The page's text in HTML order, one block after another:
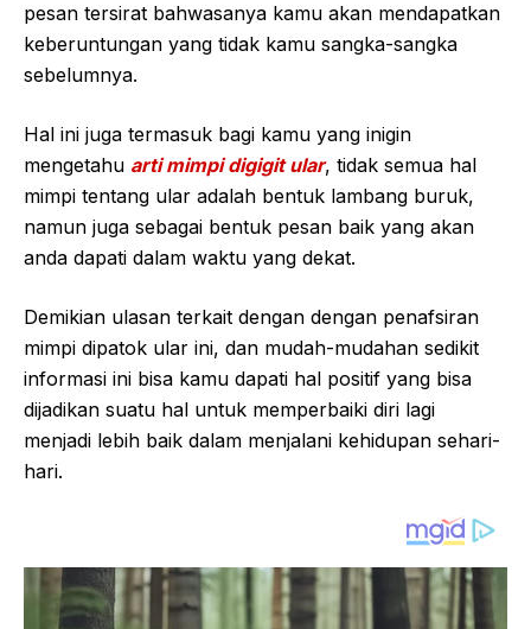
pesan tersirat bahwasanya kamu akan mendapatkan
keberuntungan yang tidak kamu sangka-sangka
sebelumnya.
Hal ini juga termasuk bagi kamu yang inigin
mengetahu arti mimpi digigit ular, tidak semua hal
mimpi tentang ular adalah bentuk lambang buruk,
namun juga sebagai bentuk pesan baik yang akan
anda dapati dalam waktu yang dekat.
Demikian ulasan terkait dengan dengan penafsiran
mimpi dipatok ular ini, dan mudah-mudahan sedikit
informasi ini bisa kamu dapati hal positif yang bisa
dijadikan suatu hal untuk memperbaiki diri lagi
menjadi lebih baik dalam menjalani kehidupan sehari-
hari.